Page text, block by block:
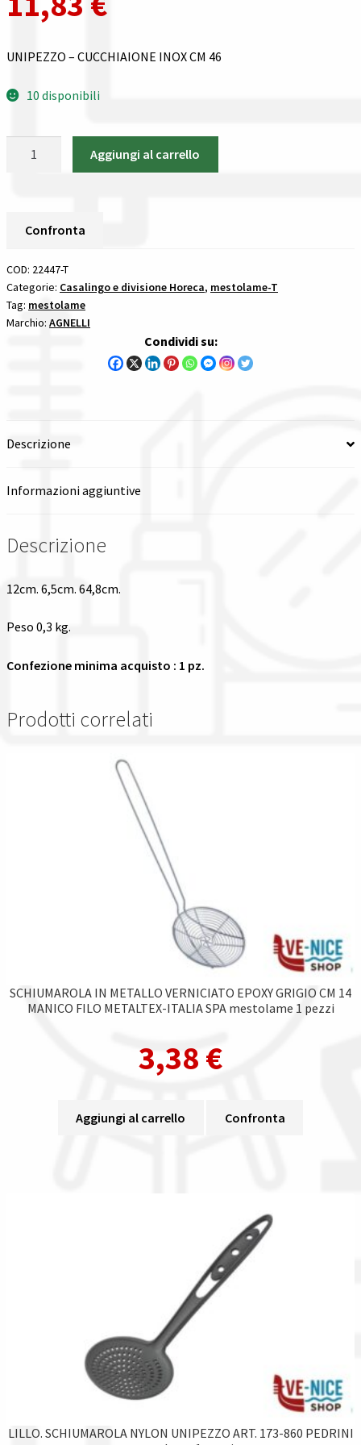
Gestione resi
Guida all’utilizzo del sito
Pagamenti
Privacy policy
I nostri negozi
Riepilogo ordine
UNIPEZZO – CUCCHIAIONE INOX CM 46
10 disponibili
AGNELLI
mestolame
1
pezzi
Aggiungi al carrello
Confronta
COD: 22447-T
Categorie: Casalingo e divisione Horeca, mestolame-T
Tag: mestolame
Marchio: AGNELLI
Condividi su:
Descrizione
Informazioni aggiuntive
Descrizione
12cm. 6,5cm. 64,8cm.
Peso 0,3 kg.
Confezione minima acquisto : 1 pz.
Prodotti correlati
SCHIUMAROLA IN METALLO VERNICIATO EPOXY GRIGIO CM 14
MANICO FILO METALTEX-ITALIA SPA mestolame 1 pezzi
3,38 €
Aggiungi al carrello Confronta
LILLO. SCHIUMAROLA NYLON UNIPEZZO ART. 173-860 PEDRINI